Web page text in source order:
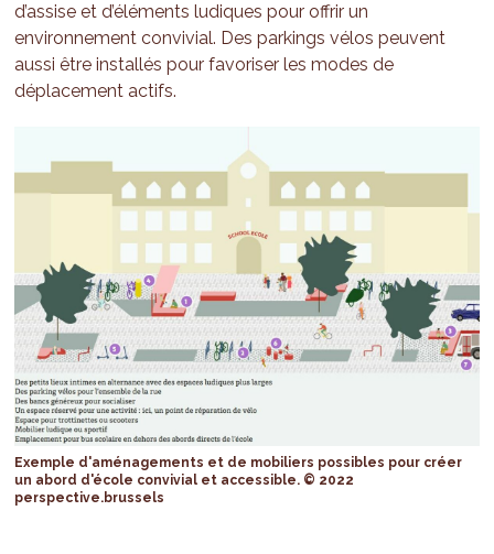
d’assise et d’éléments ludiques pour offrir un
environnement convivial. Des parkings vélos peuvent
aussi être installés pour favoriser les modes de
déplacement actifs.
Exemple d'aménagements et de mobiliers possibles pour créer
un abord d'école convivial et accessible. © 2022
perspective.brussels